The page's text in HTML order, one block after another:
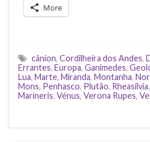
More
cânion, Cordilheira dos Andes,
Errantes, Europa, Ganimedes,
Lua, Marte, Miranda, Montanha,
Mons, Penhasco, Plutão, Rheasilvia,
Marineris, Vénus, Verona Rupes,